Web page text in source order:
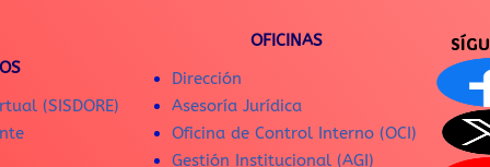
(SISDORE)
OFICINAS
Dirección
Asesoría Jurídica
Oficina de Control Interno (OCI)
Gestión Institucional (AGI)